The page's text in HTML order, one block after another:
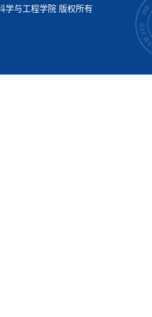
学与工程学院 版权所有